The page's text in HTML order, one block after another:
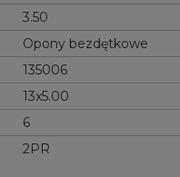
3.50
Opony bezdętkowe
135006
13x5.00
6
2PR